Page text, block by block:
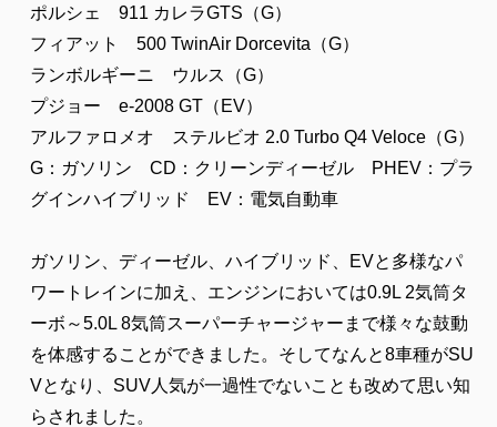
ポルシェ 911 カレラGTS（G）
フィアット 500 TwinAir Dorcevita（G）
ランボルギーニ ウルス（G）
プジョー e-2008 GT（EV）
アルファロメオ ステルビオ 2.0 Turbo Q4 Veloce（G）
G：ガソリン CD：クリーンディーゼル PHEV：プラ
グインハイブリッド EV：電気自動車
ガソリン、ディーゼル、ハイブリッド、EVと多様なパ
ワートレインに加え、エンジンにおいては0.9L 2気筒タ
ーボ～5.0L 8気筒スーパーチャージャーまで様々な鼓動
を体感することができました。そしてなんと8車種がSU
Vとなり、SUV人気が一過性でないことも改めて思い知
らされました。